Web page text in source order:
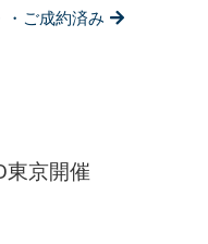
・ご成約済み
東京開催